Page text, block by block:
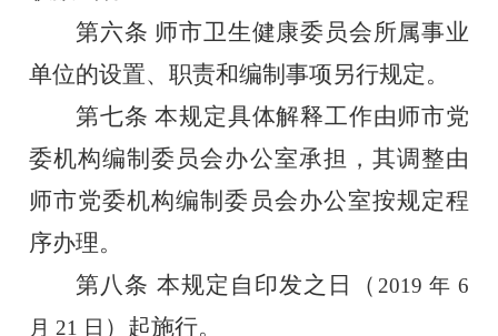
第六条 师市卫生健康委员会所属事业
单位的设置、职责和编制事项另行规定。
第七条 本规定具体解释工作由师市党
委机构编制委员会办公室承担，其调整由
师市党委机构编制委员会办公室按规定程
序办理。
第八条 本规定自印发之日（ 2019 年 6
月 21 日 ） 起施行。